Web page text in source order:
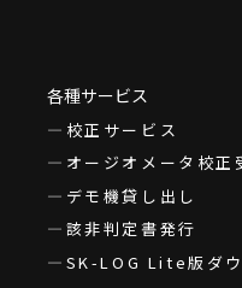
各種サービス
校正サービス
オージオメータ校正
デモ機貸し出し
該非判定書発行
SK-LOG Lite版ダ